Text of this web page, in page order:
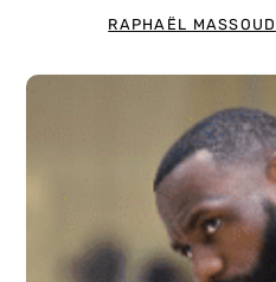
RAPHAËL MASSOUD